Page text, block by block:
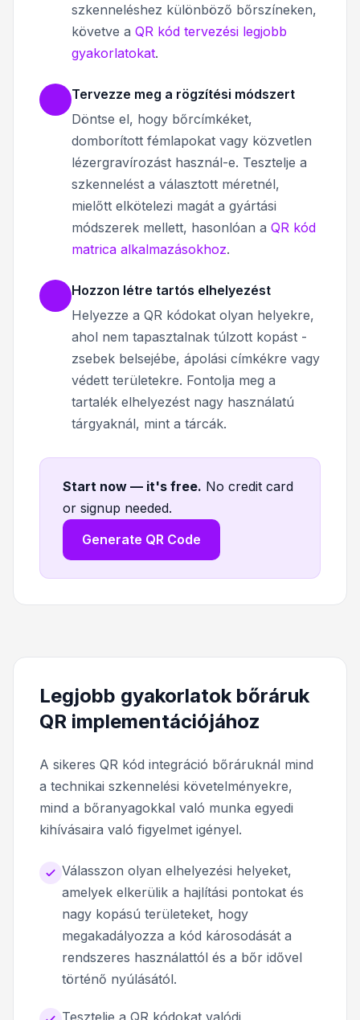
szkenneléshez különböző bőrszíneken,
követve a QR kód tervezési legjobb
gyakorlatokat.
Tervezze meg a rögzítési módszert
Döntse el, hogy bőrcímkéket,
domborított fémlapokat vagy közvetlen
lézergravírozást használ-e. Tesztelje a
szkennelést a választott méretnél,
mielőtt elkötelezi magát a gyártási
módszerek mellett, hasonlóan a QR kód
matrica alkalmazásokhoz.
Hozzon létre tartós elhelyezést
Helyezze a QR kódokat olyan helyekre,
ahol nem tapasztalnak túlzott kopást -
zsebek belsejébe, ápolási címkékre vagy
védett területekre. Fontolja meg a
tartalék elhelyezést nagy használatú
tárgyaknál, mint a tárcák.
Start now — it's free. No credit card
or signup needed.
Generate QR Code
Legjobb gyakorlatok bőráruk
QR implementációjához
A sikeres QR kód integráció bőráruknál mind
a technikai szkennelési követelményekre,
mind a bőranyagokkal való munka egyedi
kihívásaira való figyelmet igényel.
Válasszon olyan elhelyezési helyeket,
amelyek elkerülik a hajlítási pontokat és
nagy kopású területeket, hogy
megakadályozza a kód károsodását a
rendszeres használattól és a bőr idővel
történő nyúlásától.
Tesztelje a QR kódokat valódi